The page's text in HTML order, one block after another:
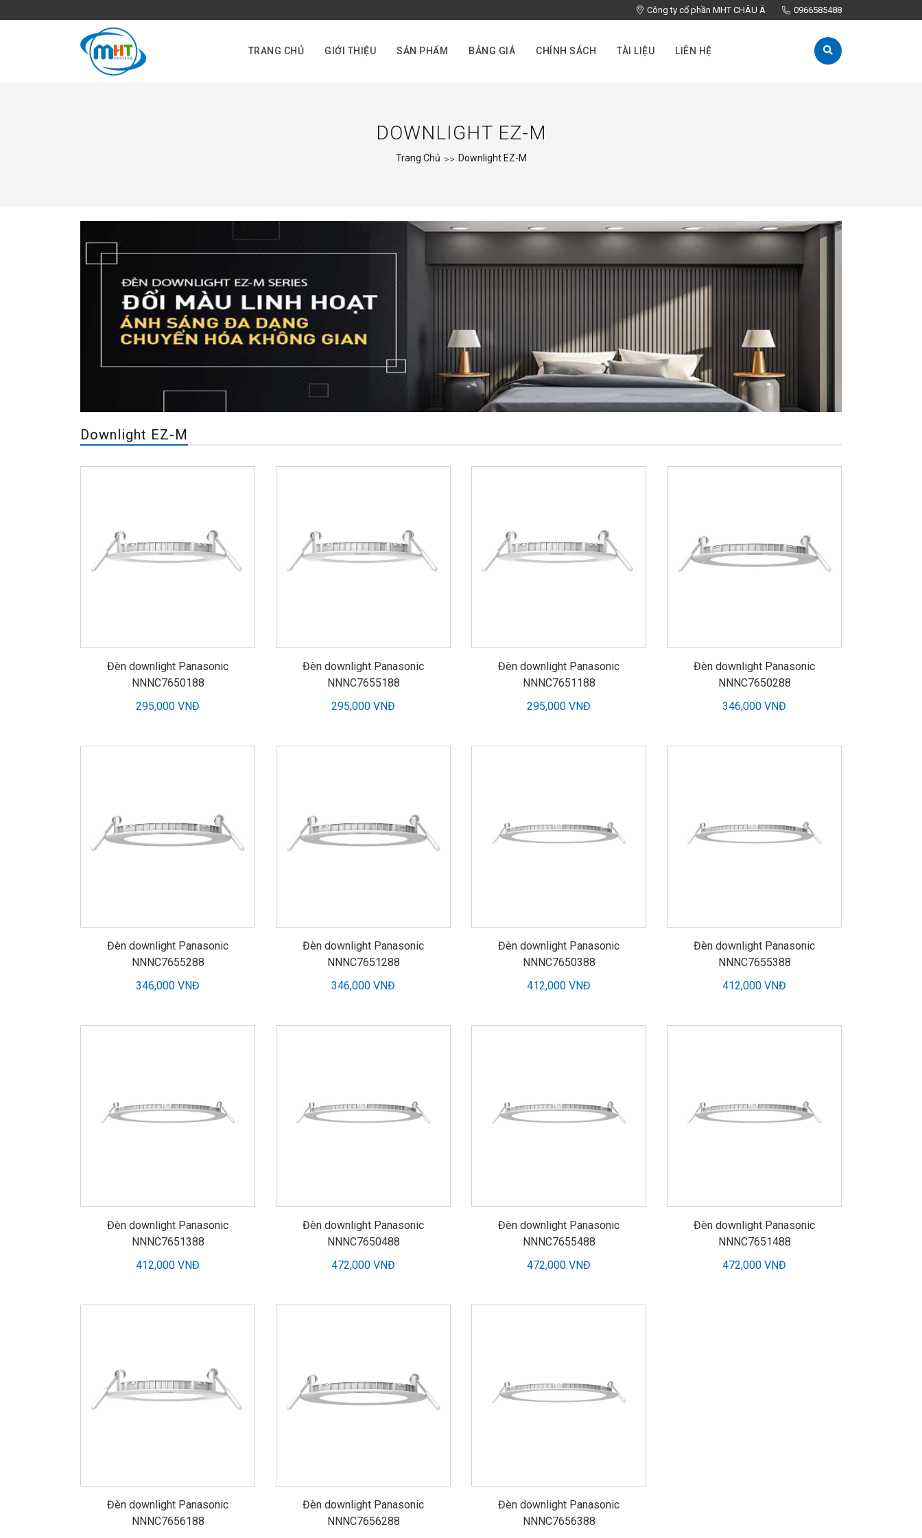
Công ty cổ phần MHT CHÂU Á 0966585488
TRANG CHỦ GIỚI THIỆU SẢN PHẨM BẢNG GIÁ CHÍNH SÁCH TÀI LIỆU LIÊN HỆ
DOWNLIGHT EZ-M
Trang Chủ Downlight EZ-M
Downlight EZ-M
Đèn downlight Panasonic
NNNC7650188
295,000 VNĐ
Đèn downlight Panasonic
NNNC7655188
295,000 VNĐ
Đèn downlight Panasonic
NNNC7651188
295,000 VNĐ
Đèn downlight Panasonic
NNNC7650288
346,000 VNĐ
Đèn downlight Panasonic
NNNC7655288
346,000 VNĐ
Đèn downlight Panasonic
NNNC7651288
346,000 VNĐ
Đèn downlight Panasonic
NNNC7650388
412,000 VNĐ
Đèn downlight Panasonic
NNNC7655388
412,000 VNĐ
Đèn downlight Panasonic
NNNC7651388
412,000 VNĐ
Đèn downlight Panasonic
NNNC7650488
472,000 VNĐ
Đèn downlight Panasonic
NNNC7655488
472,000 VNĐ
Đèn downlight Panasonic
NNNC7651488
472,000 VNĐ
Đèn downlight Panasonic
NNNC7656188
Đèn downlight Panasonic
NNNC7656288
Đèn downlight Panasonic
NNNC7656388